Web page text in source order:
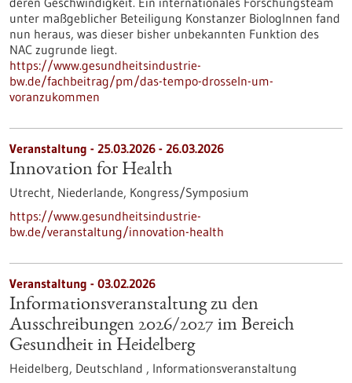
unter maßgeblicher Beteiligung Konstanzer BiologInnen fand
nun heraus, was dieser bisher unbekannten Funktion des
NAC zugrunde liegt.
https://www.gesundheitsindustrie-
bw.de/fachbeitrag/pm/das-tempo-drosseln-um-
voranzukommen
Veranstaltung - 25.03.2026 - 26.03.2026
Innovation for Health
Utrecht, Niederlande, Kongress/Symposium
https://www.gesundheitsindustrie-
bw.de/veranstaltung/innovation-health
Veranstaltung - 03.02.2026
Informationsveranstaltung zu den
Ausschreibungen 2026/2027 im Bereich
Gesundheit in Heidelberg
Heidelberg, Deutschland , Informationsveranstaltung